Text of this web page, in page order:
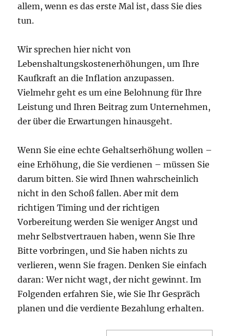
allem, wenn es das erste Mal ist, dass Sie dies
tun.
Wir sprechen hier nicht von
Lebenshaltungskostenerhöhungen, um Ihre
Kaufkraft an die Inflation anzupassen.
Vielmehr geht es um eine Belohnung für Ihre
Leistung und Ihren Beitrag zum Unternehmen,
der über die Erwartungen hinausgeht.
Wenn Sie eine echte Gehaltserhöhung wollen –
eine Erhöhung, die Sie verdienen – müssen Sie
darum bitten. Sie wird Ihnen wahrscheinlich
nicht in den Schoß fallen. Aber mit dem
richtigen Timing und der richtigen
Vorbereitung werden Sie weniger Angst und
mehr Selbstvertrauen haben, wenn Sie Ihre
Bitte vorbringen, und Sie haben nichts zu
verlieren, wenn Sie fragen. Denken Sie einfach
daran: Wer nicht wagt, der nicht gewinnt. Im
Folgenden erfahren Sie, wie Sie Ihr Gespräch
planen und die verdiente Bezahlung erhalten.